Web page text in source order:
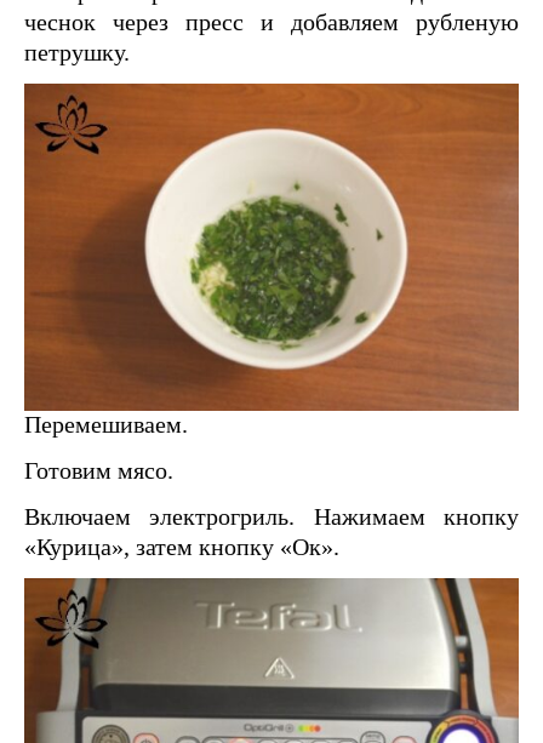
чеснок через пресс и добавляем рубленую
петрушку.
Перемешиваем.
Готовим мясо.
Включаем электрогриль. Нажимаем кнопку
«Курица», затем кнопку «Ок».